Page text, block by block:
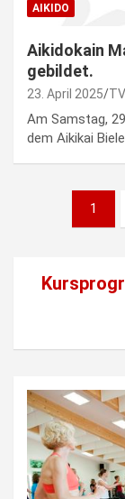
AIKIDO
Aikidokain
gebildet.
23. April 2025
Am Samstag,
dem Aikikai
1